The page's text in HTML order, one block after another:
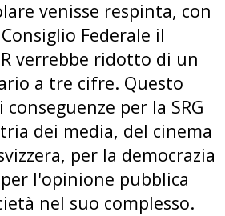
venisse respinta, con
Federale il
verrebbe ridotto di un
a tre cifre. Questo
per la SRG
dei media, del cinema
per la democrazia
l'opinione pubblica
nel suo complesso.